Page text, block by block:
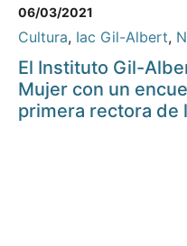
06/03/2021
Cultura, Iac Gil-Albert,
El Instituto Gil-
Mujer con un
primera rectora de